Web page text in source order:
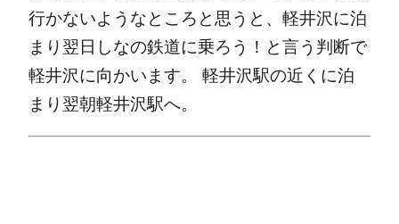
行かないようなところと思うと、軽井沢に泊
まり翌日しなの鉄道に乗ろう！と言う判断で
軽井沢に向かいます。
軽井沢駅の近くに泊
まり翌朝軽井沢駅へ。